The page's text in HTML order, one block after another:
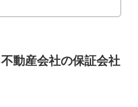
動産会社の保証会社